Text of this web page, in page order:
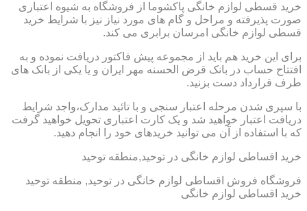
خرید قسطی لوازم خانگی پاکشوما از فروشگاه به شیوه اعتباری
صورت پذیرفته و مراحل و گام های مورد نیاز نیز با شرایط خرید
قسطی لوازم خانگی امرسان برابری می کند.
برای این خرید هم باید از مجموعه پیش فاکتور دریافت نموده و به
افتتاح حساب در بانک قرض الحسنه مهر ایران و یا یکی از بانک های
طرف قرارداد دست بزنید.
با سپری شدن مرحله اعتبار سنجی و با تائید مدارک،واجد شرایط
دریافت اعتبار خواهید شد و یک کارت اعتباری تحویل خواهید گرفت
که با استفاده از آن می توانید خریدهای خود را انجام دهید.
خرید اقساطی لوازم خانگی در توحید,منطقه توحید
فروشگاه فروش اقساطی لوازم خانگی در توحید, منطقه توحید
خرید اقساطی لوازم خانگی